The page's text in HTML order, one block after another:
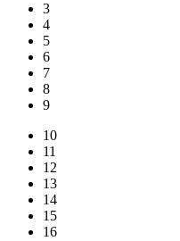
3
4
5
6
7
8
9
10
11
12
13
14
15
16